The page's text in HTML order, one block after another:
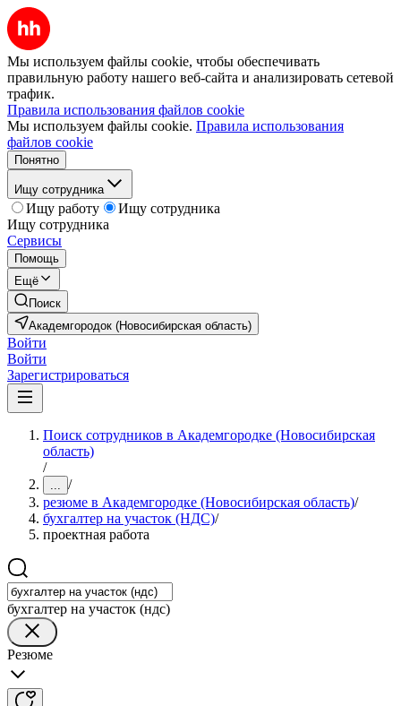
Мы используем файлы cookie, чтобы обеспечивать
правильную работу нашего веб-сайта и анализировать сетевой
трафик.
Правила использования файлов cookie
Мы используем файлы cookie. Правила использования
файлов cookie
Понятно
Ищу сотрудника
Ищу работу
Ищу сотрудника
Ищу сотрудника
Сервисы
Помощь
Ещё
Поиск
Академгородок (Новосибирская область)
Войти
Войти
Зарегистрироваться
Поиск сотрудников в Академгородке (Новосибирская
область)
/
... /
резюме в Академгородке (Новосибирская область)/
бухгалтер на участок (НДС)/
проектная работа
бухгалтер на участок (ндс)
Резюме